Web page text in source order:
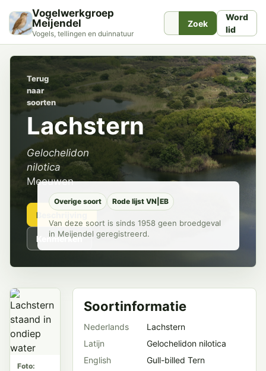
Vogelwerkgroep
Meijendel
Vogels, tellingen en duinnatuur
Zoek
Word
lid
Terug
naar
soorten
Lachstern
Gelochelidon
nilotica
Meeuwen
Beschrijving
Kenmerken
Overige soort Rode lijst VN|EB
Van deze soort is sinds 1958 geen broedgeval
in Meijendel geregistreerd.
Foto:
Soortinformatie
Nederlands
Lachstern
Latijn
Gelochelidon nilotica
English
Gull-billed Tern